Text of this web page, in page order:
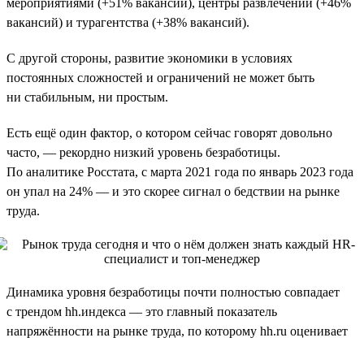
вакансий) и турагентства (+38% вакансий).
С другой стороны, развитие экономики в условиях
постоянных сложностей и ограничений не может быть
ни стабильным, ни простым.
Есть ещё один фактор, о котором сейчас говорят довольно
часто, — рекордно низкий уровень безработицы.
По аналитике Росстата, с марта 2021 года по январь 2023 года
он упал на 24% — и это скорее сигнал о бедствии на рынке
труда.
Динамика уровня безработицы почти полностью совпадает
с трендом hh.индекса — это главный показатель
напряжённости на рынке труда, по которому hh.ru оценивает